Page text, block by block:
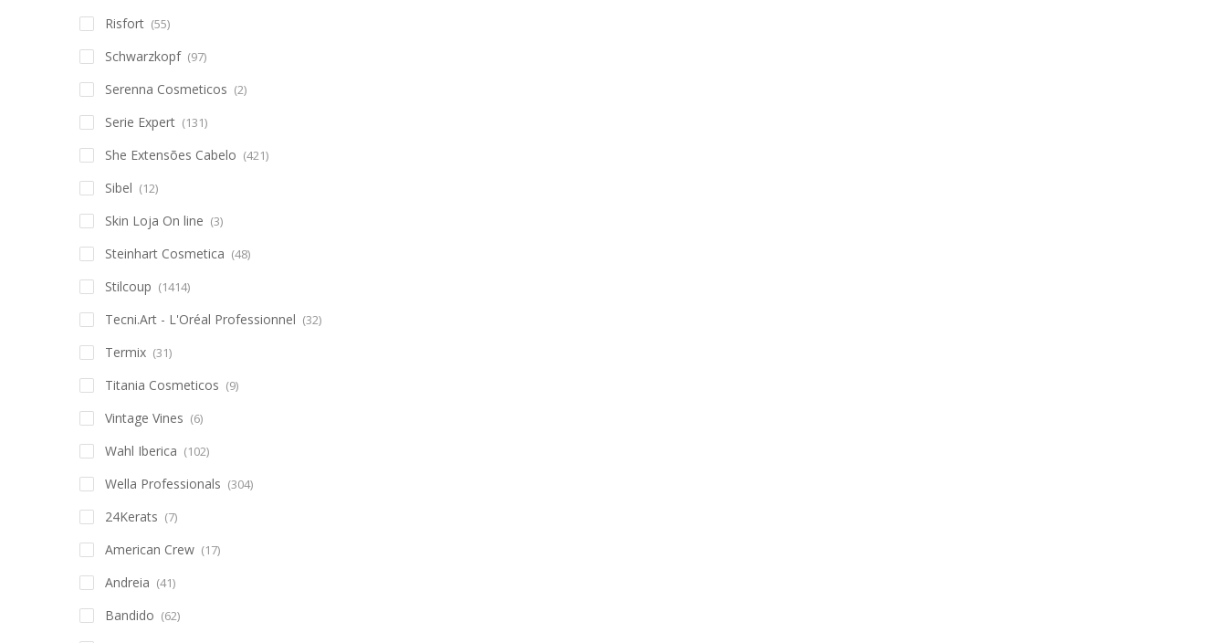
Risfort (55)
Schwarzkopf (97)
Serenna Cosmeticos (2)
Serie Expert (131)
She Extensões Cabelo (421)
Sibel (12)
Skin Loja On line (3)
Steinhart Cosmetica (48)
Stilcoup (1414)
Tecni.Art - L'Oréal Professionnel (32)
Termix (31)
Titania Cosmeticos (9)
Vintage Vines (6)
Wahl Iberica (102)
Wella Professionals (304)
24Kerats (7)
American Crew (17)
Andreia (41)
Bandido (62)